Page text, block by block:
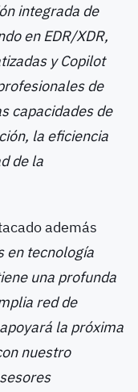
integrada de
en EDR/XDR,
y Copilot
de
capacidades de
la eficiencia
de la
además
en tecnología
una profunda
red de
la próxima
nuestro